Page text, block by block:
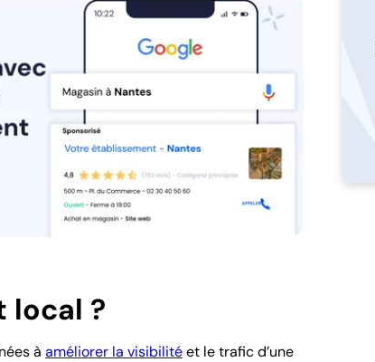
local ?
à améliorer la visibilitéet le trafic d’une